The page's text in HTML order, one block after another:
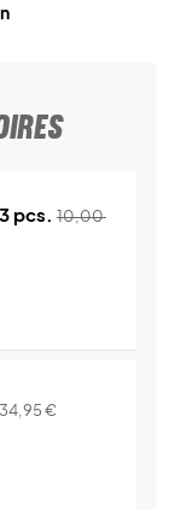
pcs. 10,00
34,95€